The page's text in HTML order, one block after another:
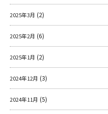
2025年3月 (2)
2025年2月 (6)
2025年1月 (2)
2024年12月 (3)
2024年11月 (5)